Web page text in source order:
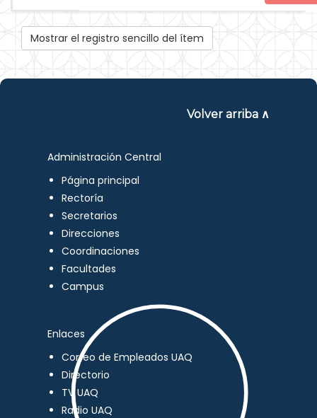
Mostrar el registro sencillo del ítem
Volver arriba ∧
Administración Central
Página principal
Rectoría
Secretarios
Direcciones
Coordinaciones
Facultades
Campus
Enlaces
Correo de Empleados UAQ
Directorio
TV UAQ
Radio UAQ